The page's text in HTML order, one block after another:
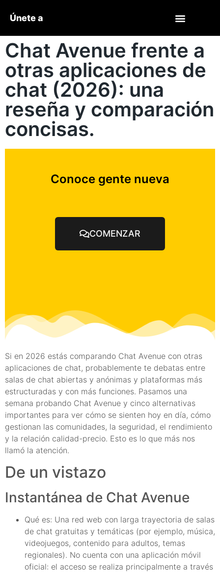
Únete a
Chat Avenue frente a
otras aplicaciones de
chat (2026): una
reseña y comparación
concisas.
Conoce gente nueva
COMENZAR
Si en 2026 estás comparando Chat Avenue con otras
aplicaciones de chat, probablemente te debatas entre
salas de chat abiertas y anónimas y plataformas más
estructuradas y con más funciones. Pasamos una
semana probando Chat Avenue y cinco alternativas
importantes para ver cómo se sienten hoy en día, cómo
gestionan las comunidades, la seguridad, el rendimiento
y la relación calidad-precio. Esto es lo que más nos
llamó la atención.
De un vistazo
Instantánea de Chat Avenue
Qué es: Una red web con larga trayectoria de salas
de chat gratuitas y temáticas (por ejemplo, música,
videojuegos, contenido para adultos, temas
regionales). No cuenta con una aplicación móvil
oficial: el acceso se realiza principalmente a través